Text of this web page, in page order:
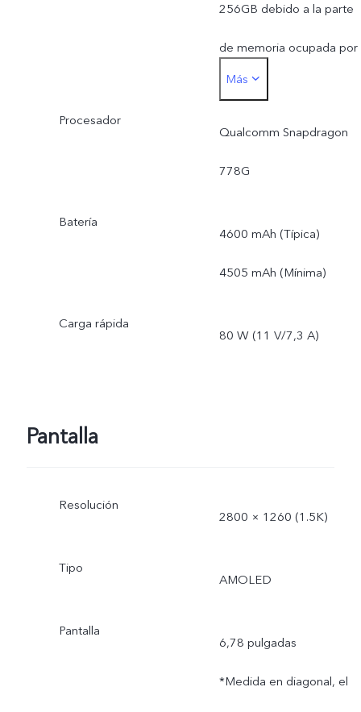
256GB debido a la parte
de memoria ocupada por
el sistema operativo y las
aplicaciones instaladas.
Más
Procesador
Qualcomm Snapdragon
778G
Batería
4600 mAh (Típica)
4505 mAh (Mínima)
Carga rápida
80 W (11 V/7,3 A)
Pantalla
Resolución
2800 × 1260 (1.5K)
Tipo
AMOLED
Pantalla
6,78 pulgadas
*Medida en diagonal, el